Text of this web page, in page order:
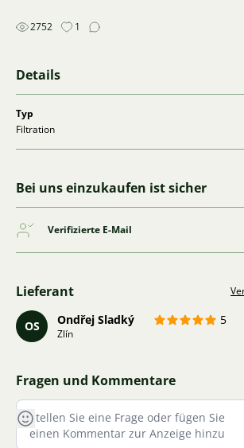
2752 1
Details
Typ
Filtration
Bei uns einzukaufen ist sicher
Verifizierte E-Mail
Lieferant
OS Ondřej Sladký 5
Zlín
Fragen und Kommentare